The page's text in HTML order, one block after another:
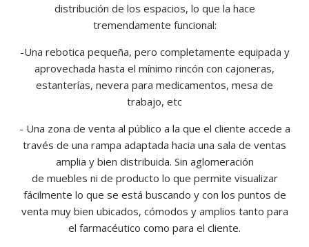
distribución de los espacios, lo que la hace
tremendamente funcional:
-Una rebotica pequeña, pero completamente equipada y
aprovechada hasta el mínimo rincón con cajoneras,
estanterías, nevera para medicamentos, mesa de
trabajo, etc
- Una zona de venta al público a la que el cliente accede a
través de una rampa adaptada hacia una sala de ventas
amplia y bien distribuida. Sin aglomeración
de muebles ni de producto lo que permite visualizar
fácilmente lo que se está buscando y con los puntos de
venta muy bien ubicados, cómodos y amplios tanto para
el farmacéutico como para el cliente.